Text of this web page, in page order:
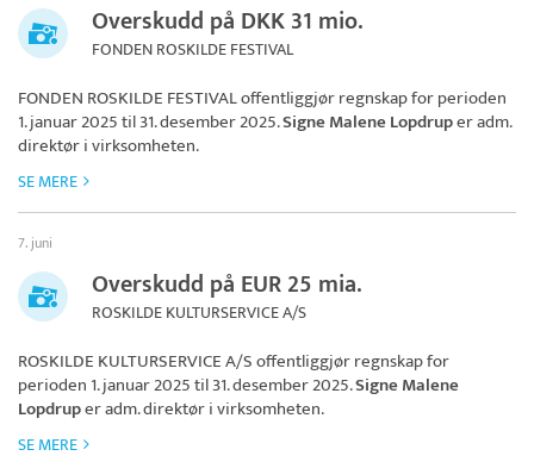
Overskudd på DKK 31 mio.
FONDEN ROSKILDE FESTIVAL
FONDEN ROSKILDE FESTIVALoffentliggjør regnskap for perioden
1. januar 2025 til 31. desember 2025.Signe Malene Lopdruper adm.
direktør i virksomheten.
SE MERE
7. juni
Overskudd på EUR 25 mia.
ROSKILDE KULTURSERVICE A/S
ROSKILDE KULTURSERVICE A/Soffentliggjør regnskap for
perioden 1. januar 2025 til 31. desember 2025.Signe Malene
Lopdruper adm. direktør i virksomheten.
SE MERE